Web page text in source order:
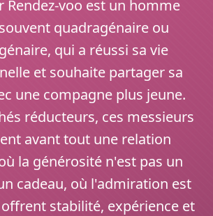
Rendez-voo est un homme
quadragénaire ou
qui a réussi sa vie
et souhaite partager sa
une compagne plus jeune.
réducteurs, ces messieurs
avant tout une relation
la générosité n'est pas un
cadeau, où l'admiration est
stabilité, expérience et